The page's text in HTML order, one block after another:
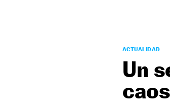
ACTUALIDAD
Un